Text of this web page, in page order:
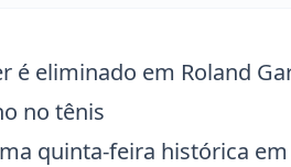
é eliminado em Roland
no tênis
quinta-feira histórica